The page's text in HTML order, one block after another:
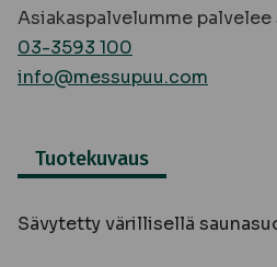
Asiakaspalvelumme palvelee
03-3593 100
info@messupuu.com
Tuotekuvaus
Sävytetty värillisellä